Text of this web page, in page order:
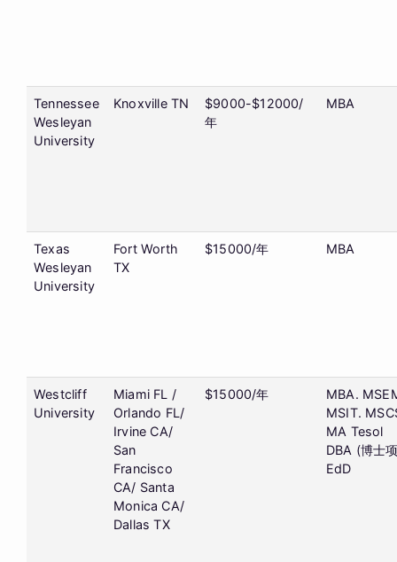
Tennessee
Wesleyan
University
Knoxville TN
$9000-$12000/
年
MBA
Texas
Wesleyan
University
Fort Worth
TX
$15000/年 MBA
Westcliff
University
Miami FL /
Orlando FL/
Irvine CA/
San
Francisco
CA/ Santa
Monica CA/
Dallas TX
$15000/年
MBA.
MSIT.
MA Tesol
DBA (博士
EdD